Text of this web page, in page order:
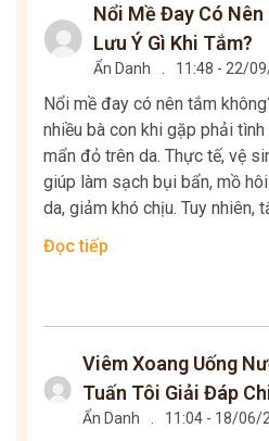
Nổi Mề Đay Có Nên
Lưu Ý Gì Khi Tắm?
Ẩn Danh 11:48 - 22/
Nổi mề đay có nên tắm
nhiều bà con khi gặp phải
mẩn đỏ trên da. Thực tế, vệ
giúp làm sạch bụi bẩn, mồ
da, giảm khó chịu. Tuy nhiên,
Đọc tiếp
Viêm Xoang Uống
Tuấn Tôi Giải Đáp
Ẩn Danh 11:04 - 18/06/